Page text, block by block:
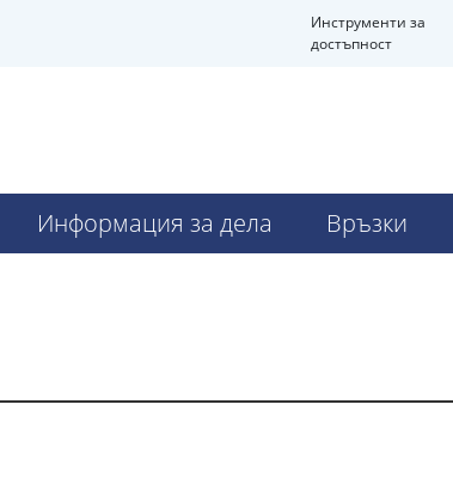
Инструменти за
достъпност
Информация за дела Връзки